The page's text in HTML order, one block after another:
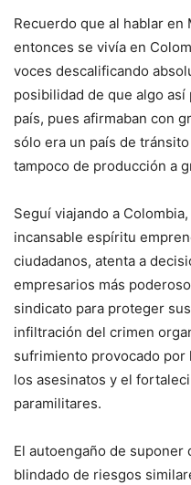
Recuerdo que al hablar
entonces se vivía en
voces descalificando
posibilidad de que algo
país, pues afirmaban con
sólo era un país de
tampoco de producción a
Seguí viajando a
incansable espíritu
ciudadanos, atenta a
empresarios más
sindicato para proteger
infiltración del crimen
sufrimiento provocado
los asesinatos y el
paramilitares.
El autoengaño de suponer
blindado de riesgos